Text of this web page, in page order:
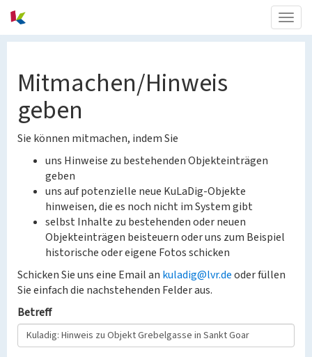
Mitmachen/Hinweis
geben
Sie können mitmachen, indem Sie
uns Hinweise zu bestehenden Objekteinträgen
geben
uns auf potenzielle neue KuLaDig-Objekte
hinweisen, die es noch nicht im System gibt
selbst Inhalte zu bestehenden oder neuen
Objekteinträgen beisteuern oder uns zum Beispiel
historische oder eigene Fotos schicken
Schicken Sie uns eine Email an kuladig@lvr.deoder füllen
Sie einfach die nachstehenden Felder aus.
Betreff